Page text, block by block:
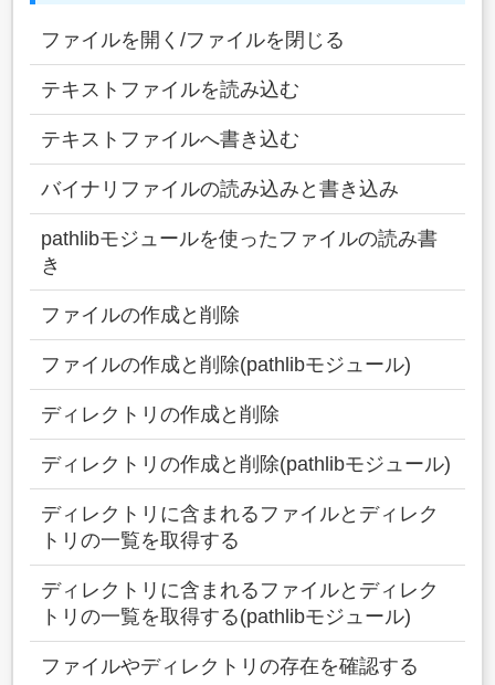
ファイルを開く/ファイルを閉じる
テキストファイルを読み込む
テキストファイルへ書き込む
バイナリファイルの読み込みと書き込み
pathlibモジュールを使ったファイルの読み書
き
ファイルの作成と削除
ファイルの作成と削除(pathlibモジュール)
ディレクトリの作成と削除
ディレクトリの作成と削除(pathlibモジュール)
ディレクトリに含まれるファイルとディレク
トリの一覧を取得する
ディレクトリに含まれるファイルとディレク
トリの一覧を取得する(pathlibモジュール)
ファイルやディレクトリの存在を確認する